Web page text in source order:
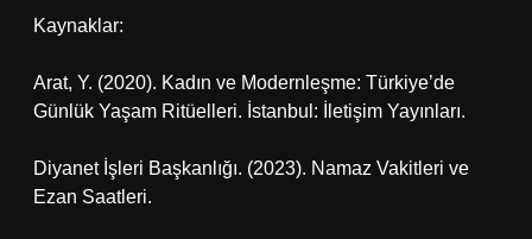
Kaynaklar:
Arat, Y. (2020). Kadın ve Modernleşme: Türkiye’de
Günlük Yaşam Ritüelleri. İstanbul: İletişim Yayınları.
Diyanet İşleri Başkanlığı. (2023). Namaz Vakitleri ve
Ezan Saatleri.